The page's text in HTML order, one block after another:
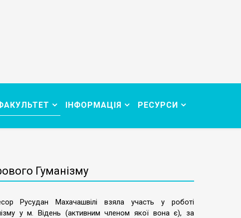
ІНФОРМАЦІЯ РЕСУРСИ
Гуманізму
Русудан Махачашвілі взяла участь у роботі
у м. Відень (активним членом якої вона є), за